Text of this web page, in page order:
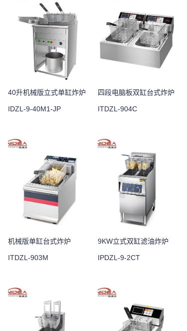
40升机械版立式单缸炸炉
IDZL-9-40M1-JP
四段电脑板双缸台式炸炉
ITDZL-904C
机械版单缸台式炸炉
ITDZL-903M
9KW立式双缸滤油炸炉
IPDZL-9-2CT